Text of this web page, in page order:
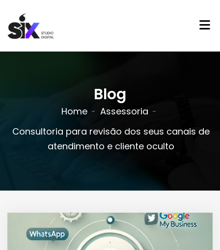
Blog
Home
Assessoria
Consultoria para revisão dos seus canais de
atendimento e cliente oculto